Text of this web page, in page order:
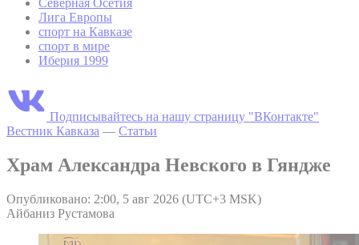
Северная Осетия
Лига Европы
спорт на Кавказе
спорт в мире
Иберия 1999
Подписывайтесь на нашу страницу "ВКонтакте"
Вестник Кавказа — Статьи
Храм Александра Невского в Гяндже
Опубликовано: 2:00, 5 авг 2026 (UTC+3 MSK)
Айбаниз Рустамова